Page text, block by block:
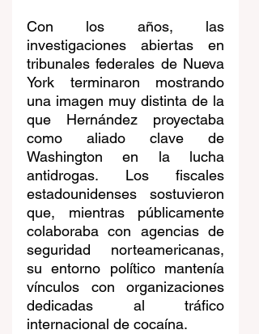
Con los años, las
investigaciones abiertas en
tribunales federales de Nueva
York terminaron mostrando
una imagen muy distinta de la
que Hernández proyectaba
como aliado clave de
Washington en la lucha
antidrogas. Los fiscales
estadounidenses sostuvieron
que, mientras públicamente
colaboraba con agencias de
seguridad norteamericanas,
su entorno político mantenía
vínculos con organizaciones
dedicadas al tráfico
internacional de cocaína.